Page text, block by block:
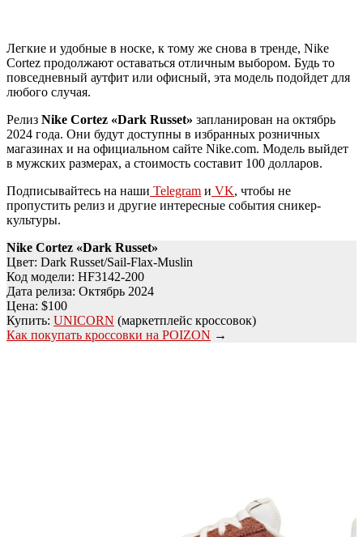
Легкие и удобные в носке, к тому же снова в тренде, Nike
Cortez продолжают оставаться отличным выбором. Будь то
повседневный аутфит или офисный, эта модель подойдет для
любого случая.
Релиз Nike Cortez «Dark Russet» запланирован на октябрь
2024 года. Они будут доступны в избранных розничных
магазинах и на официальном сайте Nike.com. Модель выйдет
в мужских размерах, а стоимость составит 100 долларов.
Подписывайтесь на наши Telegram и VK, чтобы не
пропустить релиз и другие интересные события сникер-
культуры.
Nike Cortez «Dark Russet»
Цвет: Dark Russet/Sail-Flax-Muslin
Код модели: HF3142-200
Дата релиза: Октябрь 2024
Цена: $100
Купить: UNICORN (маркетплейс кроссовок)
Как покупать кроссовки на POIZON →